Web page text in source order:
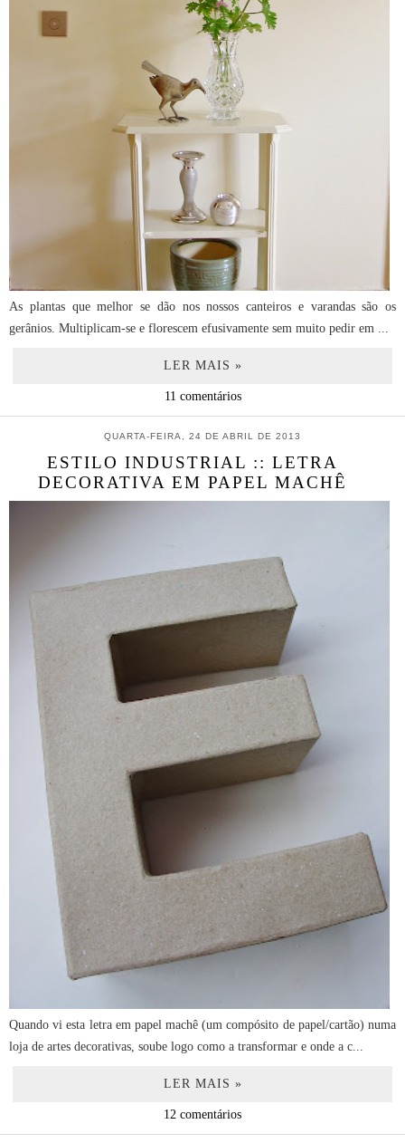
As plantas que melhor se dão nos nossos canteiros e varandas são os
gerânios. Multiplicam-se e florescem efusivamente sem muito pedir em ...
LER MAIS »
11 comentários
QUARTA-FEIRA, 24 DE ABRIL DE 2013
ESTILO INDUSTRIAL :: LETRA
DECORATIVA EM PAPEL MACHÊ
Quando vi esta letra em papel machê (um compósito de papel/cartão) numa
loja de artes decorativas, soube logo como a transformar e onde a c...
LER MAIS »
12 comentários